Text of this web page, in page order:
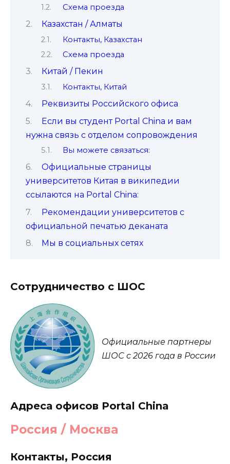
Схема проезда
Казахстан / Алматы
Контакты, Казахстан
Схема проезда
Китай / Пекин
Контакты, Китай
Реквизиты Российского офиса
Если вы студент Portal China и вам
нужна связь с отделом сопровождения
Вы можете связаться:
Официальные страницы
университетов Китая в википедии
ссылаются на Portal China:
Рекомендации университетов с
официальной печатью деканата
Мы в социальных сетях
Сотрудничество с ШОС
Официальные партнеры
ШОС с 2026 года в России
Адреса офисов Portal China
Россия / Москва
Контакты, Россия